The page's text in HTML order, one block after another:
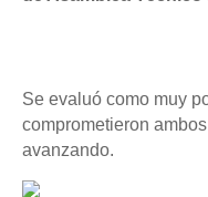
Se evaluó como muy
comprometieron
avanzando.